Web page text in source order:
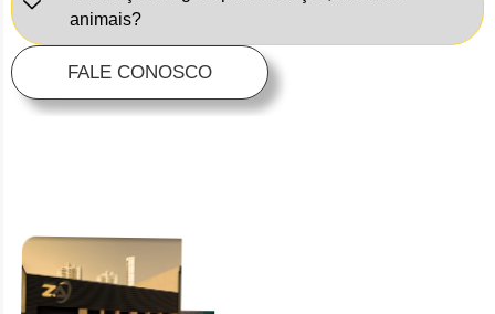
animais?
FALE CONOSCO